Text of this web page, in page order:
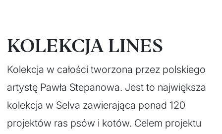
KOLEKCJA LINES
Kolekcja w całości tworzona przez polskiego
artystę Pawła Stepanowa. Jest to największa
kolekcja w Selva zawierająca ponad 120
projektów ras psów i kotów. Celem projektu